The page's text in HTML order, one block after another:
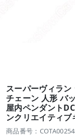
スーパーヴィラ
チェーン 人形 バ
屋内ペンダント
ンクリエイティブ
商品番号：